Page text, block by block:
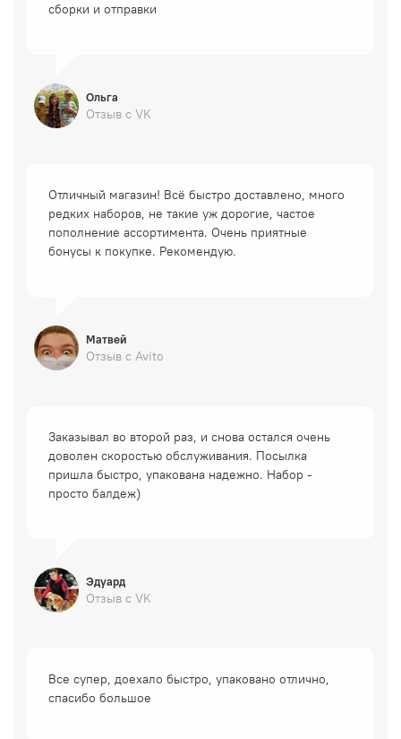
сборки и отправки
Ольга
Отзыв с VK
Отличный магазин! Всё быстро доставлено, много
редких наборов, не такие уж дорогие, частое
пополнение ассортимента. Очень приятные
бонусы к покупке. Рекомендую.
Матвей
Отзыв с Avito
Заказывал во второй раз, и снова остался очень
доволен скоростью обслуживания. Посылка
пришла быстро, упакована надежно. Набор -
просто балдеж)
Эдуард
Отзыв с VK
Все супер, доехало быстро, упаковано отлично,
спасибо большое